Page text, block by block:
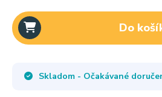
Do
Skladom - Očakávané